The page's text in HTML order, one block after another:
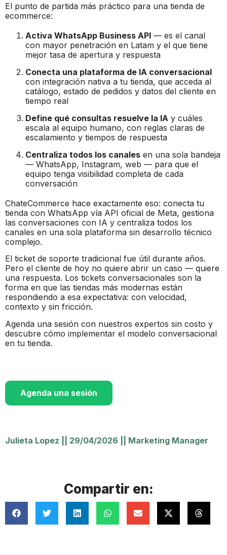
El punto de partida más práctico para una tienda de
ecommerce:
Activa WhatsApp Business API — es el canal
con mayor penetración en Latam y el que tiene
mejor tasa de apertura y respuesta
Conecta una plataforma de IA conversacional
con integración nativa a tu tienda, que acceda al
catálogo, estado de pedidos y datos del cliente en
tiempo real
Define qué consultas resuelve la IA y cuáles
escala al equipo humano, con reglas claras de
escalamiento y tiempos de respuesta
Centraliza todos los canales en una sola bandeja
— WhatsApp, Instagram, web — para que el
equipo tenga visibilidad completa de cada
conversación
ChateCommerce hace exactamente eso: conecta tu
tienda con WhatsApp vía API oficial de Meta, gestiona
las conversaciones con IA y centraliza todos los
canales en una sola plataforma sin desarrollo técnico
complejo.
El ticket de soporte tradicional fue útil durante años.
Pero el cliente de hoy no quiere abrir un caso — quiere
una respuesta. Los tickets conversacionales son la
forma en que las tiendas más modernas están
respondiendo a esa expectativa: con velocidad,
contexto y sin fricción.
Agenda una sesión con nuestros expertos sin costo y
descubre cómo implementar el modelo conversacional
en tu tienda.
Agenda una sesión
Julieta Lopez 29/04/2026 Marketing Manager
Compartir en: